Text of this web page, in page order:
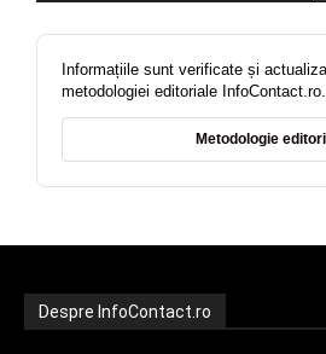
Informațiile sunt verificate și
metodologiei editoriale InfoContact.ro.
Metodologie
Despre InfoContact.ro